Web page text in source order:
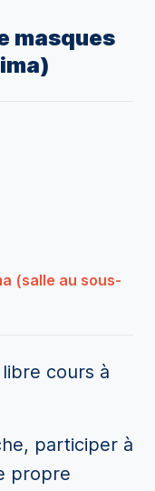
masques
(salle au sous-
cours à
participer à
propre